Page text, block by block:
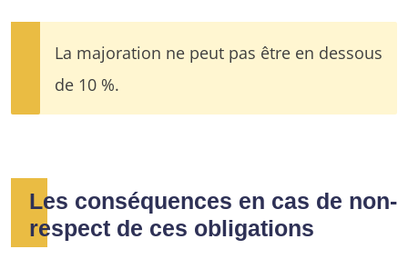
La majoration ne peut pas être en dessous
de 10 %.
Les conséquences en cas de non-
respect de ces obligations